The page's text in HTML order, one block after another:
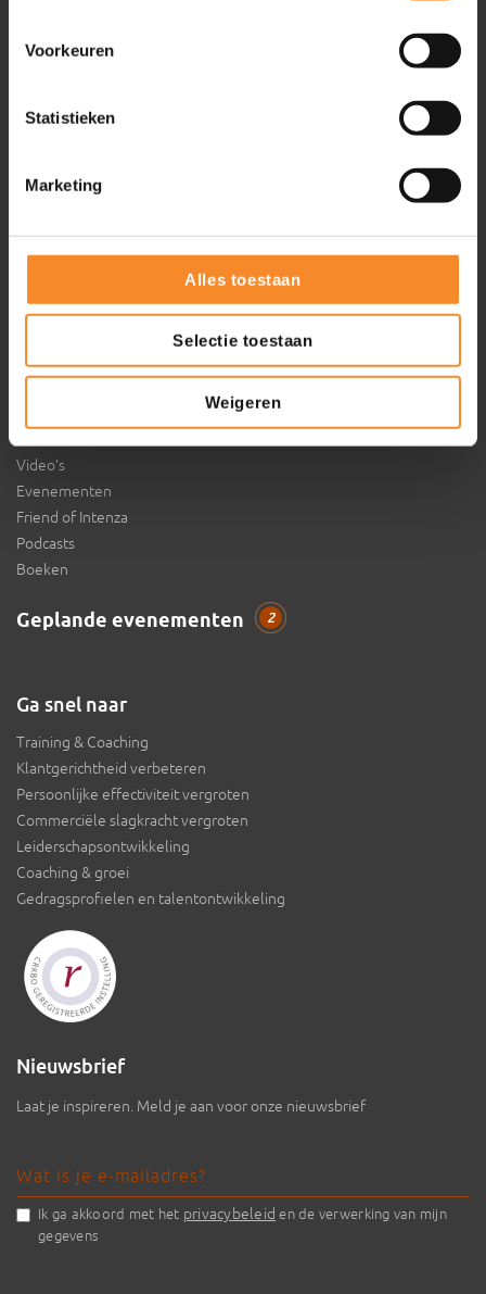
Voorkeuren
Statistieken
Marketing
Alles toestaan
Selectie toestaan
Weigeren
Ons team
Training & Coaching
Privacy Policy
Aansluiten bij Intenza?
Video’s
Evenementen
Friend of Intenza
Podcasts
Boeken
Geplande evenementen 2
Ga snel naar
Training & Coaching
Klantgerichtheid verbeteren
Persoonlijke effectiviteit vergroten
Commerciële slagkracht vergroten
Leiderschapsontwikkeling
Coaching & groei
Gedragsprofielen en talentontwikkeling
Nieuwsbrief
Laat je inspireren. Meld je aan voor onze nieuwsbrief
Ik ga akkoord met het privacybeleid en de verwerking van mijn
gegevens